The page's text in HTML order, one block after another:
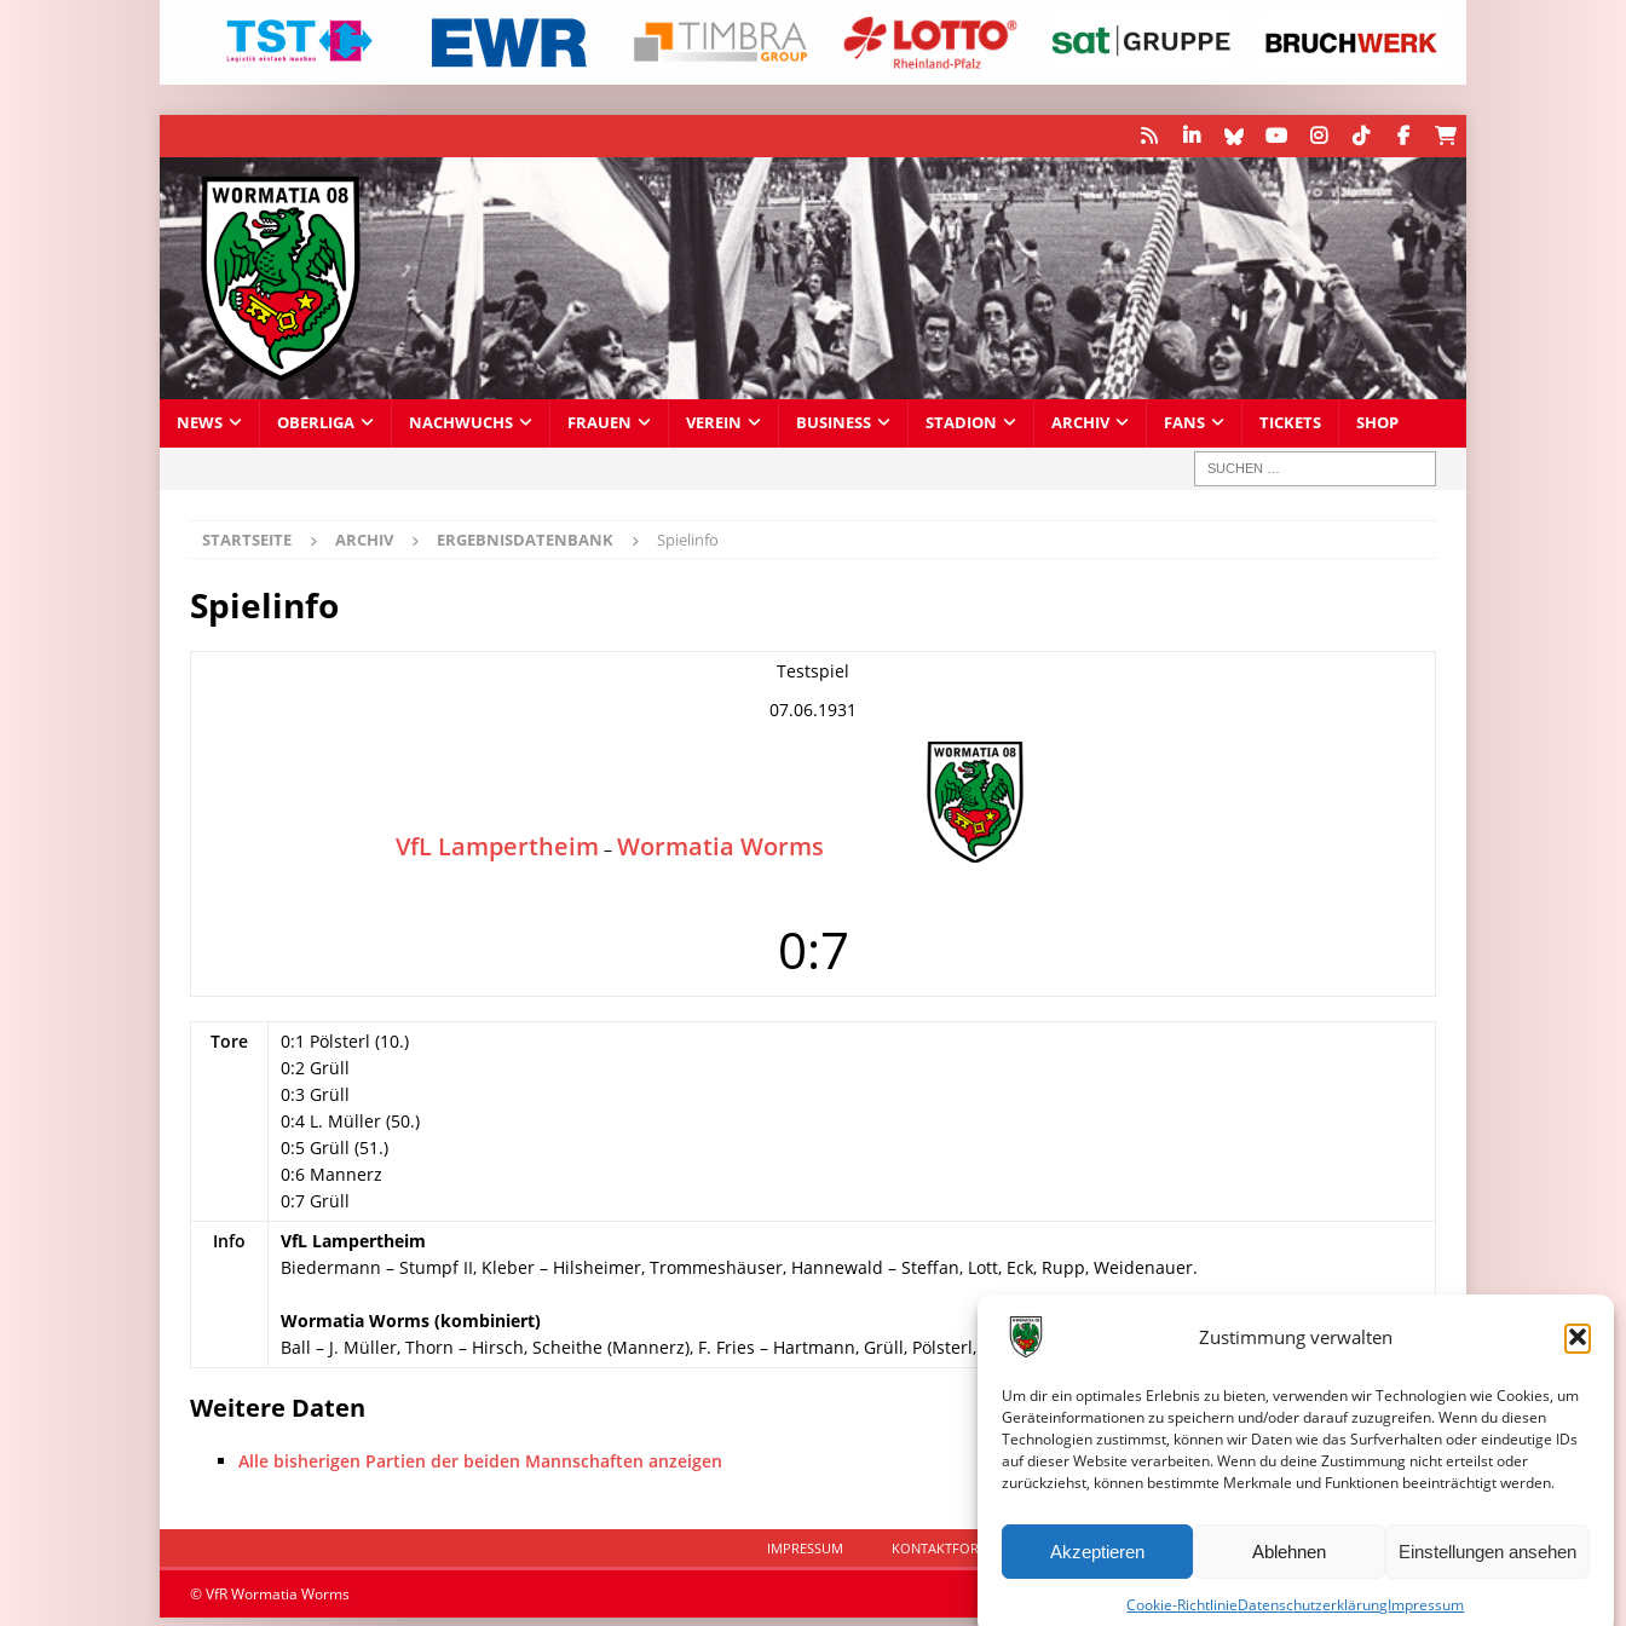
Zustimmung verwalten
Um dir ein optimales Erlebnis zu bieten, verwenden wir Technologien wie Cookies, um
Geräteinformationen zu speichern und/oder darauf zuzugreifen. Wenn du diesen
Technologien zustimmst, können wir Daten wie das Surfverhalten oder eindeutige IDs
auf dieser Website verarbeiten. Wenn du deine Zustimmung nicht erteilst oder
zurückziehst, können bestimmte Merkmale und Funktionen beeinträchtigt werden.
Akzeptieren Ablehnen Einstellungen ansehen
Cookie-RichtlinieDatenschutzerklärungImpressum
NEWS OBERLIGA NACHWUCHS FRAUEN VEREIN BUSINESS STADION ARCHIV FANS TICKETS SHOP
STARTSEITE ARCHIV ERGEBNISDATENBANK Spielinfo
Spielinfo
Testspiel
07.06.1931
VfL Lampertheim – Wormatia Worms
0:7
Tore
0:1 Pölsterl (10.)
0:2 Grüll
0:3 Grüll
0:4 L. Müller (50.)
0:5 Grüll (51.)
0:6 Mannerz
0:7 Grüll
Info
VfL Lampertheim
Biedermann – Stumpf II, Kleber – Hilsheimer, Trommeshäuser, Hannewald – Steffan, Lott, Eck, Rupp, Weidenauer.
Wormatia Worms (kombiniert)
Ball – J. Müller, Thorn – Hirsch, Scheithe (Mannerz), F. Fries – Hartmann, Grüll, Pölsterl, L. Müller, Debusi.
Weitere Daten
Alle bisherigen Partien der beiden Mannschaften anzeigen
IMPRESSUM KONTAKTFORMULAR DATENSCHUTZERKLÄRUNG COOKIE-RICHTLINIE (EU)
© VfR Wormatia Worms